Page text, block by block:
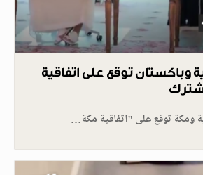
وباكستان توقع على اتفاقية
ومكة توقع على "اتفاقية مكة…